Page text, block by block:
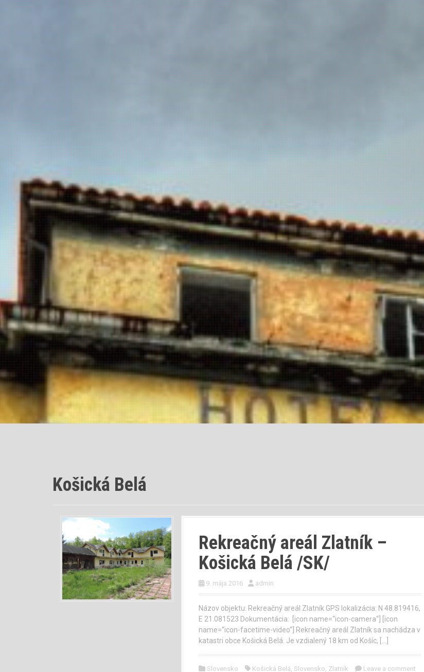
Košická Belá
Rekreačný areál Zlatník –
Košická Belá /SK/
9. mája 2016 admin
Názov objektu: Rekreačný areál Zlatník GPS lokalizácia: N 48.819416,
E 21.081523 Dokumentácia: [icon name=“icon-camera“] [icon
name=“icon-facetime-video“] Rekreačný areál Zlatník sa nachádza v
katastri obce Košická Belá. Je vzdialený 18 km od Košíc, […]
Slovensko Košická Belá Slovensko Zlatník Leave a comment